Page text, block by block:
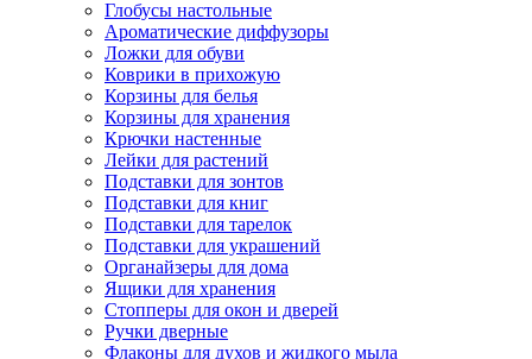
Глобусы настольные
Ароматические диффузоры
Ложки для обуви
Коврики в прихожую
Корзины для белья
Корзины для хранения
Крючки настенные
Лейки для растений
Подставки для зонтов
Подставки для книг
Подставки для тарелок
Подставки для украшений
Органайзеры для дома
Ящики для хранения
Стопперы для окон и дверей
Ручки дверные
Флаконы для духов и жидкого мыла